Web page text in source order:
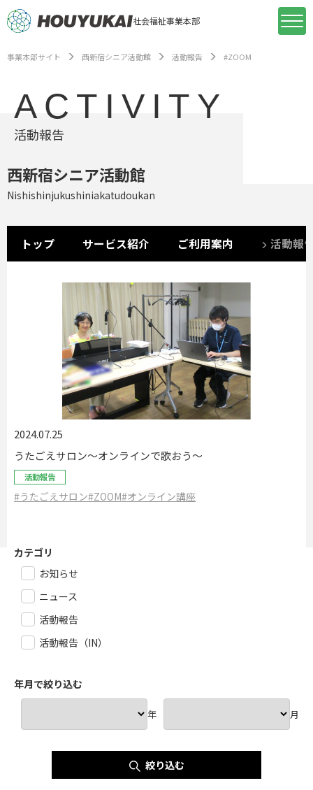
社会福祉事業本部
事業本部サイト 西新宿シニア活動館 活動報告 #ZOOM
ACTIVITY
活動報告
西新宿シニア活動館
Nishishinjukushiniakatudoukan
トップ サービス紹介 ご利用案内 活動報
2024.07.25
うたごえサロン～オンラインで歌おう～
活動報告
#うたごえサロン#ZOOM#オンライン講座
カテゴリ
お知らせ
ニュース
活動報告
活動報告（IN）
年月で絞り込む
年 月
絞り込む